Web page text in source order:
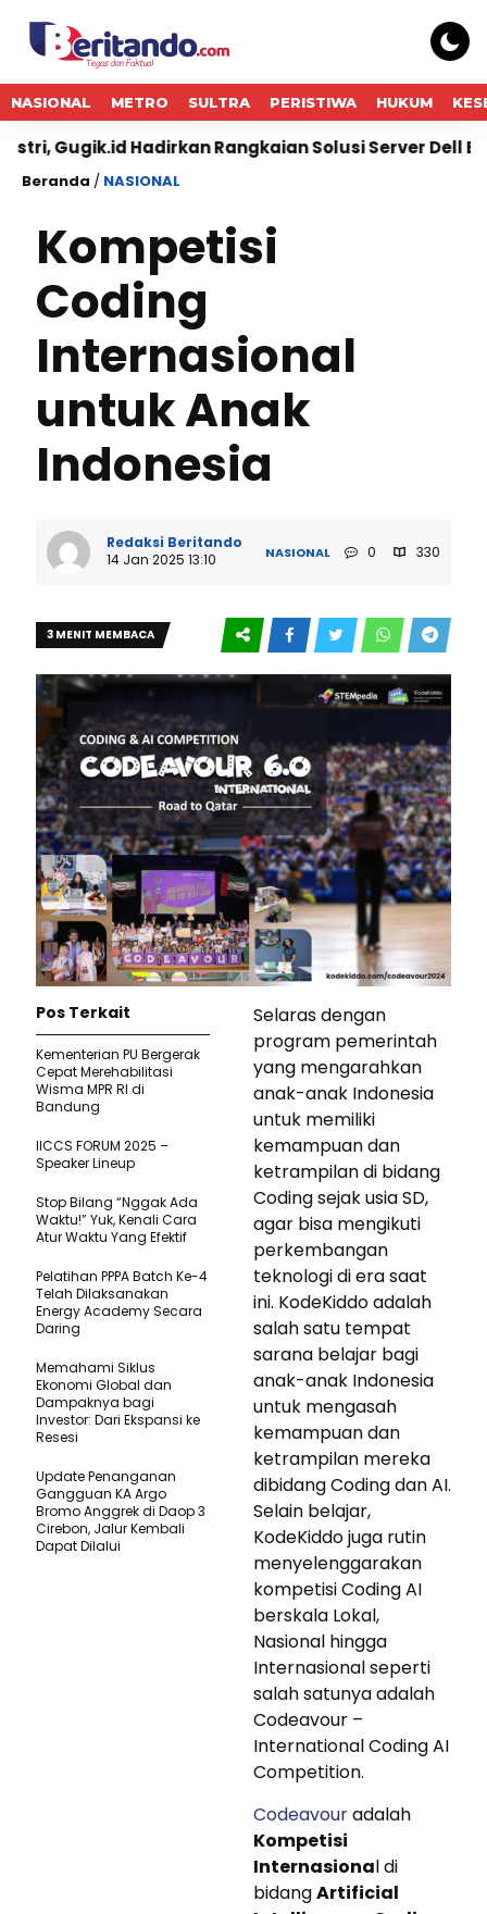
NASIONAL METRO SULTRA PERISTIWA HUKUM
Rangkaian Solusi Server Dell Enterprise
Beranda / NASIONAL
Kompetisi
Coding
Internasional
untuk Anak
Indonesia
Redaksi Beritando
14 Jan 2025 13:10
NASIONAL 0 330
3 MENIT MEMBACA
Selaras dengan
program pemerintah
yang mengarahkan
anak-anak Indonesia
untuk memiliki
kemampuan dan
ketrampilan di bidang
Coding sejak usia SD,
agar bisa mengikuti
perkembangan
teknologi di era saat
ini. KodeKiddo adalah
salah satu tempat
sarana belajar bagi
anak-anak Indonesia
untuk mengasah
kemampuan dan
ketrampilan mereka
dibidang Coding dan AI.
Selain belajar,
KodeKiddo juga rutin
menyelenggarakan
kompetisi Coding AI
berskala Lokal,
Nasional hingga
Internasional seperti
salah satunya adalah
Codeavour –
International Coding AI
Competition.
Codeavouradalah
Kompetisi
Internasional di
bidangArtificial
Pos Terkait
Kementerian PU Bergerak
Cepat Merehabilitasi
Wisma MPR RI di
Bandung
IICCS FORUM 2025 –
Speaker Lineup
Stop Bilang “Nggak Ada
Waktu!” Yuk, Kenali Cara
Atur Waktu Yang Efektif
Pelatihan PPPA Batch Ke-4
Telah Dilaksanakan
Energy Academy Secara
Daring
Memahami Siklus
Ekonomi Global dan
Dampaknya bagi
Investor: Dari Ekspansi ke
Resesi
Update Penanganan
Gangguan KA Argo
Bromo Anggrek di Daop 3
Cirebon, Jalur Kembali
Dapat Dilalui